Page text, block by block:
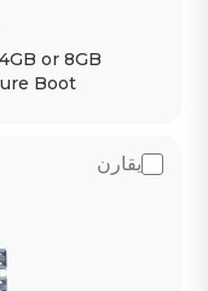
or 8GB
Boot
يقارن